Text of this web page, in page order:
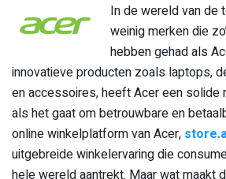
In de wereld van de
weinig merken die
hebben gehad als
innovatieve producten zoals laptops,
en accessoires, heeft Acer een solide
als het gaat om betrouwbare en
online winkelplatform van Acer,
uitgebreide winkelervaring die
hele wereld aantrekt. Maar wat maakt